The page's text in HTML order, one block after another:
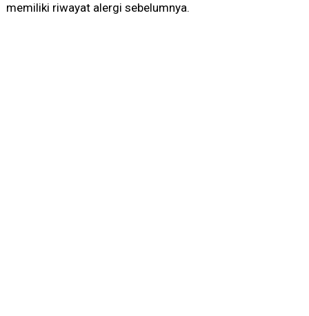
memiliki riwayat alergi sebelumnya.